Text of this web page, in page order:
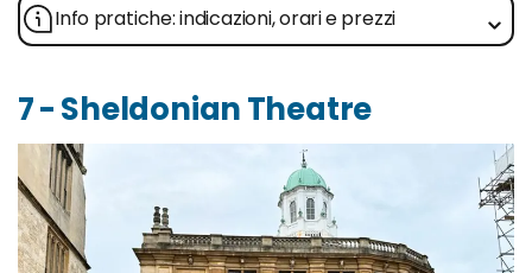
Info pratiche: indicazioni, orari e prezzi
7 - Sheldonian Theatre